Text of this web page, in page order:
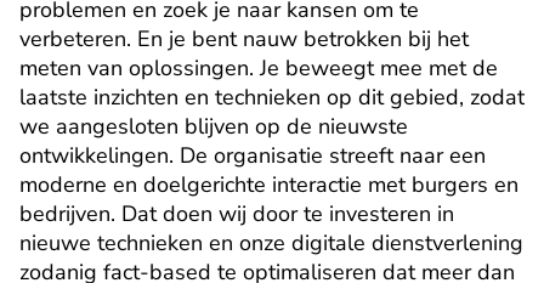
problemen en zoek je naar kansen om te
verbeteren. En je bent nauw betrokken bij het
meten van oplossingen. Je beweegt mee met de
laatste inzichten en technieken op dit gebied, zodat
we aangesloten blijven op de nieuwste
ontwikkelingen. De organisatie streeft naar een
moderne en doelgerichte interactie met burgers en
bedrijven. Dat doen wij door te investeren in
nieuwe technieken en onze digitale dienstverlening
zodanig fact-based te optimaliseren dat meer dan